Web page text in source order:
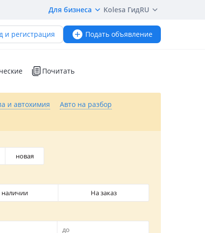
Для бизнеса Kolesa ГидRU
и регистрация Подать объявление
Почитать
и автохимия
Авто на разбор
новая
наличии На заказ